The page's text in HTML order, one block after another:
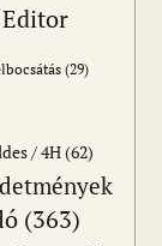
Editor
(29)
/ 4H(62)
(363)